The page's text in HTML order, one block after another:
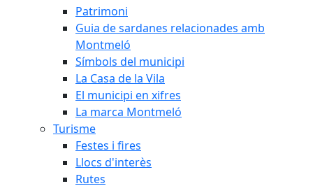
Patrimoni
Guia de sardanes relacionades amb
Montmeló
Símbols del municipi
La Casa de la Vila
El municipi en xifres
La marca Montmeló
Turisme
Festes i fires
Llocs d'interès
Rutes